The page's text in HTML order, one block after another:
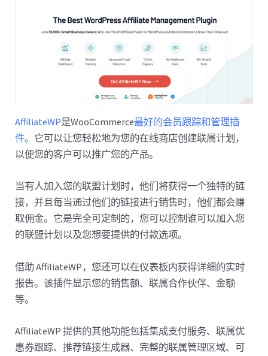
AffiliateWP是WooCommerce最好的会员跟踪和管理插
件。 它可以让您轻松地为您的在线商店创建联属计划，
以便您的客户可以推广您的产品。
当有人加入您的联盟计划时，他们将获得一个独特的链
接，并且每当通过他们的链接进行销售时，他们都会赚
取佣金。它是完全可定制的，您可以控制谁可以加入您
的联盟计划以及您想要提供的付款选项。
借助 AffiliateWP，您还可以在仪表板内获得详细的实时
报告。该插件显示您的销售额、联属合作伙伴、金额
等。
AffiliateWP 提供的其他功能包括集成支付服务、联属优
惠券跟踪、推荐链接生成器、完整的联属管理区域、可